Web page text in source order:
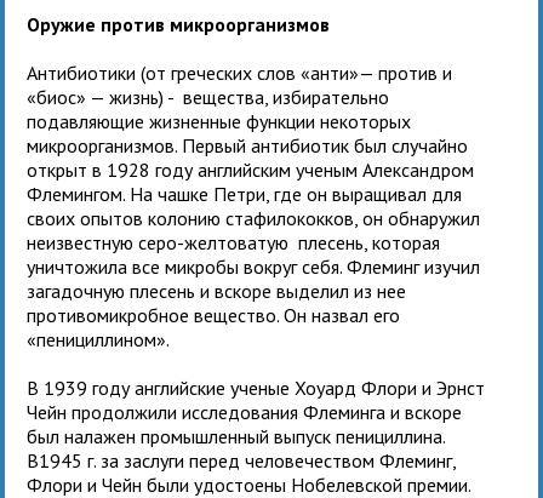
Оружие против микроорганизмов
Антибиотики (от греческих слов «анти»— против и
«биос» — жизнь) - вещества, избирательно
подавляющие жизненные функции некоторых
микроорганизмов. Первый антибиотик был случайно
открыт в 1928 году английским ученым Александром
Флемингом. На чашке Петри, где он выращивал для
своих опытов колонию стафилококков, он обнаружил
неизвестную серо-желтоватую плесень, которая
уничтожила все микробы вокруг себя. Флеминг изучил
загадочную плесень и вскоре выделил из нее
противомикробное вещество. Он назвал его
«пенициллином».
В 1939 году английские ученые Хоуард Флори и Эрнст
Чейн продолжили исследования Флеминга и вскоре
был налажен промышленный выпуск пенициллина.
В1945 г. за заслуги перед человечеством Флеминг,
Флори и Чейн были удостоены Нобелевской премии.